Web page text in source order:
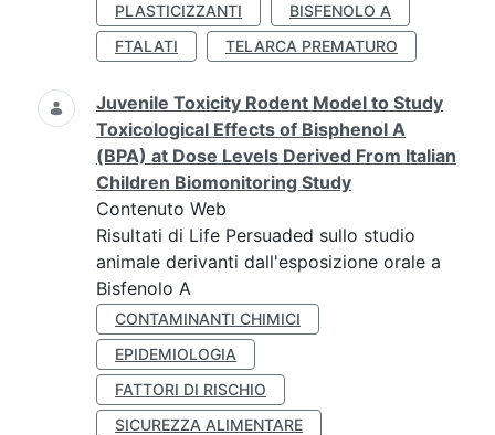
PLASTICIZZANTI
BISFENOLO A
FTALATI
TELARCA PREMATURO
Juvenile Toxicity Rodent Model to Study
Toxicological Effects of Bisphenol A
(BPA) at Dose Levels Derived From Italian
Children Biomonitoring Study
Contenuto Web
Risultati di Life Persuaded sullo studio
animale derivanti dall'esposizione orale a
Bisfenolo A
CONTAMINANTI CHIMICI
EPIDEMIOLOGIA
FATTORI DI RISCHIO
SICUREZZA ALIMENTARE